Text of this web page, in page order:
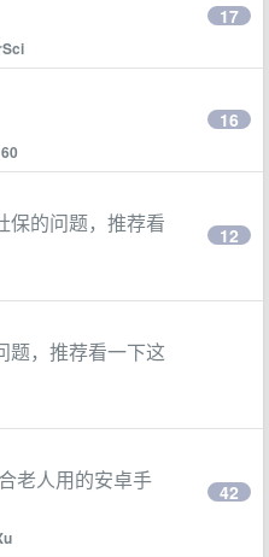
17
16
保的问题，推荐看
12
题，推荐看一下这
老人用的安卓手
42